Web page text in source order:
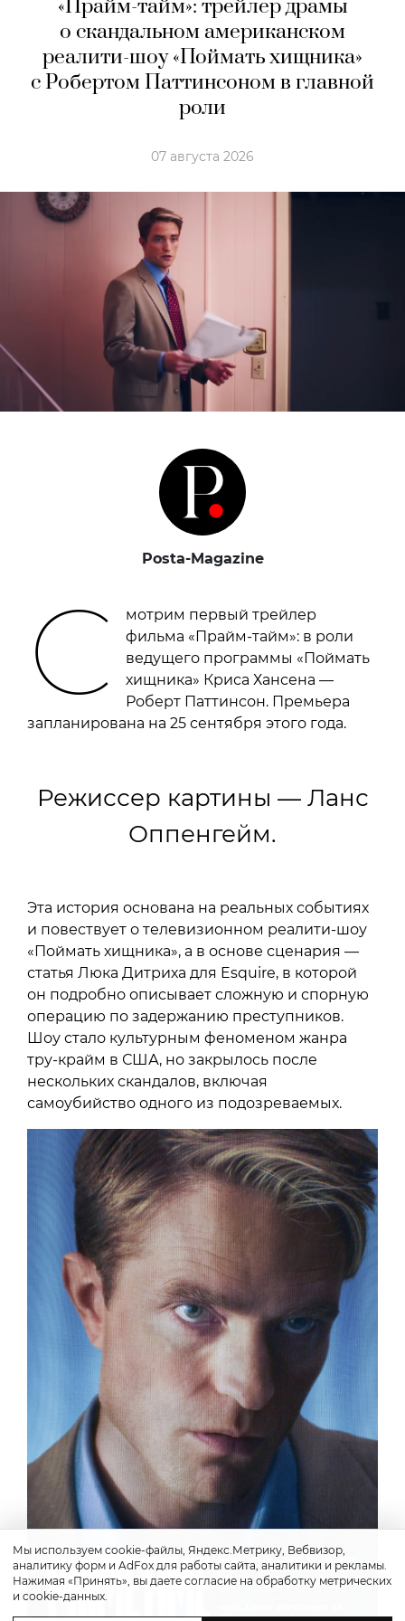
«Прайм-тайм»: трейлер драмы
о скандальном американском
реалити-шоу «Поймать хищника»
с Робертом Паттинсоном в главной
роли
07 августа 2026
Posta-Magazine
С
мотрим первый трейлер
фильма «Прайм-тайм»: в роли
ведущего программы «Поймать
хищника» Криса Хансена —
Роберт Паттинсон. Премьера
запланирована на 25 сентября этого года.
Режиссер картины — Ланс
Оппенгейм.
Эта история основана на реальных событиях
и повествует о телевизионном реалити-шоу
«Поймать хищника», а в основе сценария —
статья Люка Дитриха для Esquire, в которой
он подробно описывает сложную и спорную
операцию по задержанию преступников.
Шоу стало культурным феноменом жанра
тру-крайм в США, но закрылось после
нескольких скандалов, включая
самоубийство одного из подозреваемых.
Мы используем cookie-файлы, Яндекс.Метрику, Вебвизор,
аналитику форм и AdFox для работы сайта, аналитики и рекламы.
Нажимая «Принять», вы даете согласие на обработку метрических
и cookie-данных.